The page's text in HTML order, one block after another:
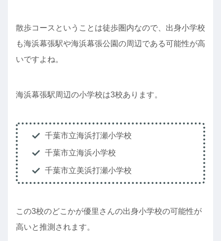
散歩コースということは徒歩圏内なので、出身小学校
も海浜幕張駅や海浜幕張公園の周辺である可能性が高
いですよね。
海浜幕張駅周辺の小学校は3校あります。
千葉市立海浜打瀬小学校
千葉市立海浜小学校
千葉市立美浜打瀬小学校
この3校のどこかが優里さんの出身小学校の可能性が
高いと推測されます。